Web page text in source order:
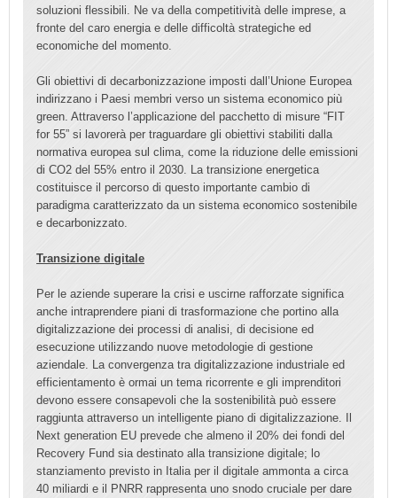
soluzioni flessibili. Ne va della competitività delle imprese, a
fronte del caro energia e delle difficoltà strategiche ed
economiche del momento.
Gli obiettivi di decarbonizzazione imposti dall’Unione Europea
indirizzano i Paesi membri verso un sistema economico più
green. Attraverso l’applicazione del pacchetto di misure “FIT
for 55” si lavorerà per traguardare gli obiettivi stabiliti dalla
normativa europea sul clima, come la riduzione delle emissioni
di CO2 del 55% entro il 2030. La transizione energetica
costituisce il percorso di questo importante cambio di
paradigma caratterizzato da un sistema economico sostenibile
e decarbonizzato.
Transizione digitale
Per le aziende superare la crisi e uscirne rafforzate significa
anche intraprendere piani di trasformazione che portino alla
digitalizzazione dei processi di analisi, di decisione ed
esecuzione utilizzando nuove metodologie di gestione
aziendale. La convergenza tra digitalizzazione industriale ed
efficientamento è ormai un tema ricorrente e gli imprenditori
devono essere consapevoli che la sostenibilità può essere
raggiunta attraverso un intelligente piano di digitalizzazione. Il
Next generation EU prevede che almeno il 20% dei fondi del
Recovery Fund sia destinato alla transizione digitale; lo
stanziamento previsto in Italia per il digitale ammonta a circa
40 miliardi e il PNRR rappresenta uno snodo cruciale per dare